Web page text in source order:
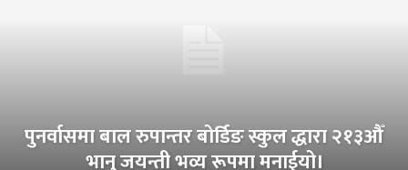
पुनर्वासमा बाल रुपान्तर बोर्डिङ स्कुल द्धारा २१३औँ
भानु जयन्ती भव्य रूपमा मनाईयो।